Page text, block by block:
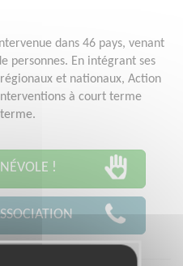
dans 46 pays, venant
personnes. En intégrant ses
et nationaux, Action
à court terme
!